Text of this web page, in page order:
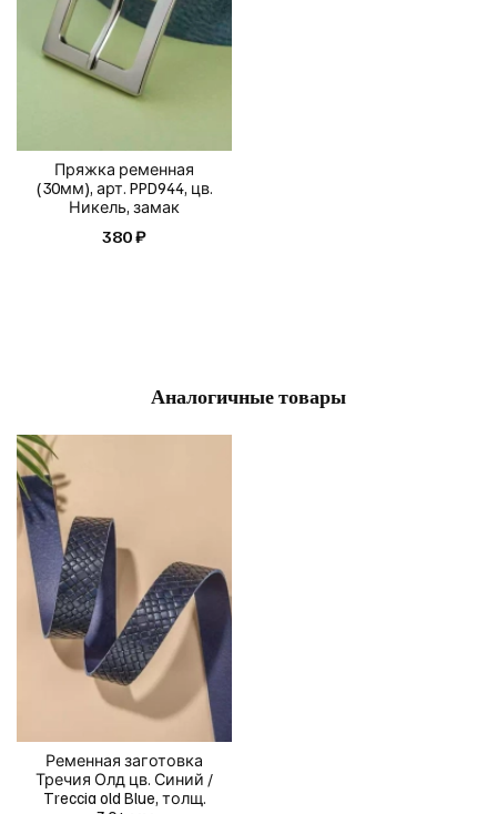
Пряжка ременная
(30мм), арт. PPD944, цв.
Никель, замак
380 ₽
Аналогичные товары
Ременная заготовка
Тречия Олд цв. Синий /
Treccia old Blue, толщ.